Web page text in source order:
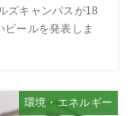
ズキャンパスが18
ールを発表しま
環境・エネルギー